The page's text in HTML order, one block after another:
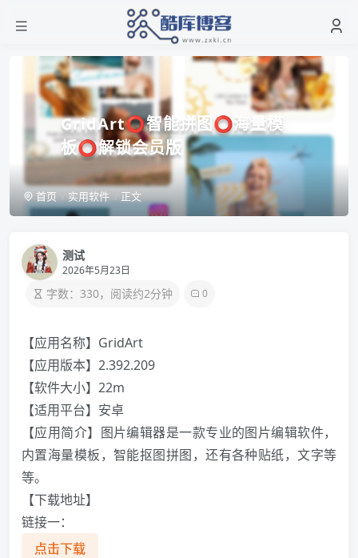
GridArt⭕智能拼图⭕海量模
板⭕解锁会员版
首页 实用软件 正文
测试
2026年5月23日
字数：330，阅读约2分钟 0
【应用名称】GridArt
【应用版本】2.392.209
【软件大小】22m
【适用平台】安卓
【应用简介】图片编辑器是一款专业的图片编辑软件，
内置海量模板，智能抠图拼图，还有各种贴纸，文字等
等。
【下载地址】
链接一：
点击下载